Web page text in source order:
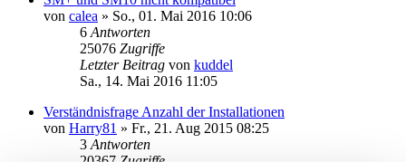
von calea » So., 01. Mai 2016 10:06
6 Antworten
25076 Zugriffe
Letzter Beitrag von kuddel
Sa., 14. Mai 2016 11:05
Verständnisfrage Anzahl der Installationen
von Harry81 » Fr., 21. Aug 2015 08:25
3 Antworten